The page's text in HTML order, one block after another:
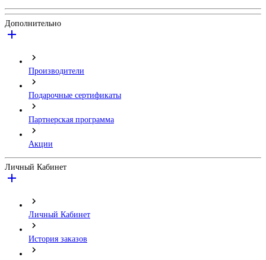
Дополнительно
Производители
Подарочные сертификаты
Партнерская программа
Акции
Личный Кабинет
Личный Кабинет
История заказов